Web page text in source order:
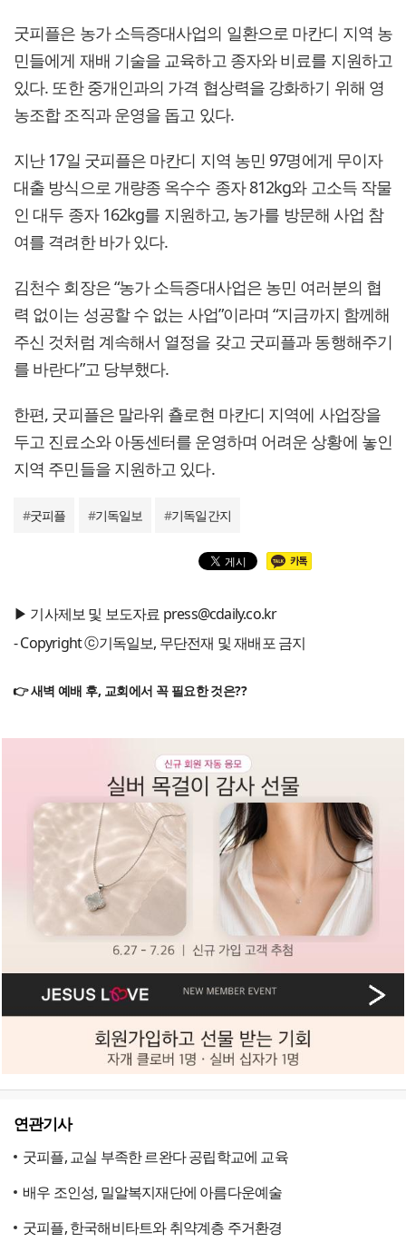
굿피플은 농가 소득증대사업의 일환으로 마칸디 지역 농
민들에게 재배 기술을 교육하고 종자와 비료를 지원하고
있다. 또한 중개인과의 가격 협상력을 강화하기 위해 영
농조합 조직과 운영을 돕고 있다.
지난 17일 굿피플은 마칸디 지역 농민 97명에게 무이자
대출 방식으로 개량종 옥수수 종자 812kg와 고소득 작물
인 대두 종자 162kg를 지원하고, 농가를 방문해 사업 참
여를 격려한 바가 있다.
김천수 회장은 “농가 소득증대사업은 농민 여러분의 협
력 없이는 성공할 수 없는 사업”이라며 “지금까지 함께해
주신 것처럼 계속해서 열정을 갖고 굿피플과 동행해주기
를 바란다”고 당부했다.
한편, 굿피플은 말라위 춀로현 마칸디 지역에 사업장을
두고 진료소와 아동센터를 운영하며 어려운 상황에 놓인
지역 주민들을 지원하고 있다.
#굿피플 #기독일보 #기독일간지
▶ 기사제보 및 보도자료 press@cdaily.co.kr
- Copyright ⓒ기독일보, 무단전재 및 재배포 금지
👉 새벽 예배 후, 교회에서 꼭 필요한 것은??
연관기사
굿피플, 교실 부족한 르완다 공립학교에 교육
배우 조인성, 밀알복지재단에 아름다운예술
굿피플, 한국해비타트와 취약계층 주거환경